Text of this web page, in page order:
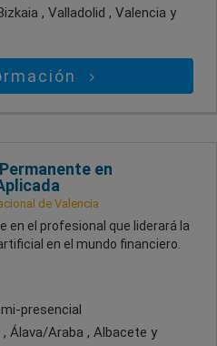
, Valladolid , Valencia y
en
de Valencia
en el profesional que liderará la
en el mundo financiero.
presencial
Álava/Araba , Albacete y